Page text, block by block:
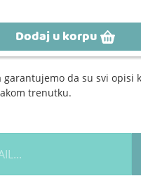
Dodaj u korpu
da su svi opisi
trenutku.